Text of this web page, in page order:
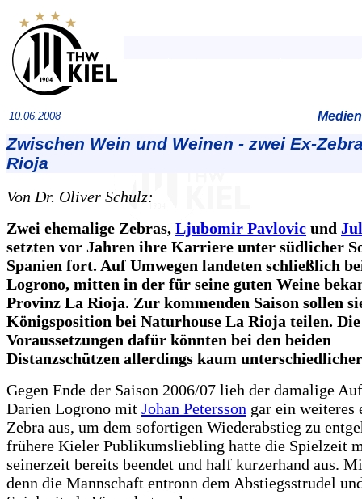
10.06.2008
Zwischen Wein und Weinen - zwei Ex-
Rioja
Von Dr. Oliver Schulz:
Zwei ehemalige Zebras, Ljubomir Pavlovic und
setzten vor Jahren ihre Karriere unter südlicher
Spanien fort. Auf Umwegen landeten schließlich
Logrono, mitten in der für seine guten Weine
Provinz La Rioja. Zur kommenden Saison sollen
Königsposition bei Naturhouse La Rioja teilen. Die
Voraussetzungen dafür könnten bei den beiden
Distanzschützen allerdings kaum
Gegen Ende der Saison 2006/07 lieh der damalige
Darien Logrono mit Johan Petersson gar ein weiteres
Zebra aus, um dem sofortigen Wiederabstieg zu
frühere Kieler Publikumsliebling hatte die Spielzeit
seinerzeit bereits beendet und half kurzerhand aus.
denn die Mannschaft entronn dem Abstiegsstrudel